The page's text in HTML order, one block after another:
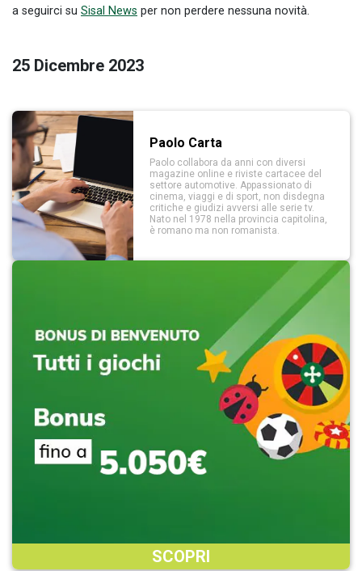
a seguirci su Sisal News per non perdere nessuna novità.
25 Dicembre 2023
Paolo Carta
Paolo collabora da anni con diversi
magazine online e riviste cartacee del
settore automotive. Appassionato di
cinema, viaggi e di sport, non disdegna
critiche e giudizi avversi alle serie tv.
Nato nel 1978 nella provincia capitolina,
è romano ma non romanista.
SCOPRI